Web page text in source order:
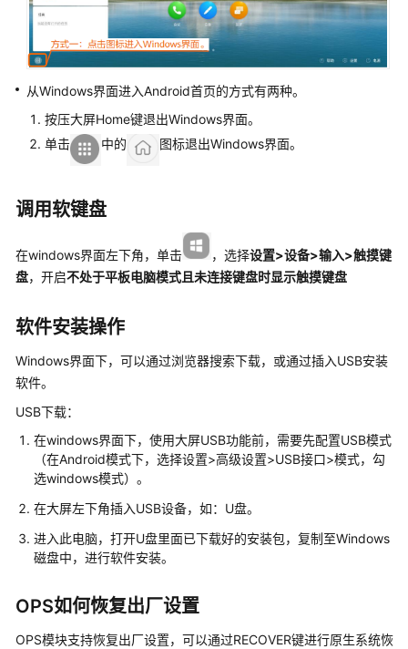
酷
学
院
企
业
培
解
案
践
软
国
际
教
育
科
研
云
与
才
培
养
方
案
从Windows界面进入Android首页的方式有两种。
按压大屏Home键退出Windows界面。
单击
中的 图标退出Windows界面。
调用软键盘
在windows界面左下角，单击 ，选择设置>设备>输入>触摸键
盘，开启不处于平板电脑模式且未连接键盘时显示触摸键盘
软件安装操作
Windows界面下，可以通过浏览器搜索下载，或通过插入USB安装
软件。
USB下载：
在windows界面下，使用大屏USB功能前，需要先配置USB模式
（在Android模式下，选择设置>高级设置>USB接口>模式，勾
选windows模式）。
在大屏左下角插入USB设备，如：U盘。
进入此电脑，打开U盘里面已下载好的安装包，复制至Windows
磁盘中，进行软件安装。
OPS如何恢复出厂设置
OPS模块支持恢复出厂设置，可以通过RECOVER键进行原生系统恢